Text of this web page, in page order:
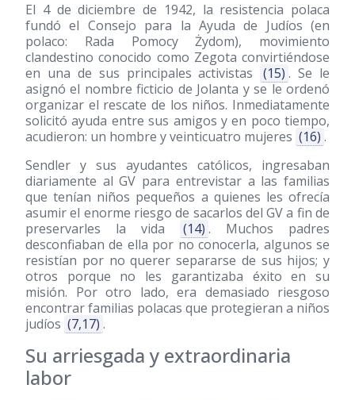
El 4 de diciembre de 1942, la resistencia polaca
fundó el Consejo para la Ayuda de Judíos (en
polaco: Rada Pomocy Żydom), movimiento
clandestino conocido como Zegota convirtiéndose
en una de sus principales activistas
(15) . Se le
asignó el nombre ficticio de Jolanta y se le ordenó
organizar el rescate de los niños. Inmediatamente
solicitó ayuda entre sus amigos y en poco tiempo,
acudieron: un hombre y veinticuatro mujeres (16) .
Sendler y sus ayudantes católicos, ingresaban
diariamente al GV para entrevistar a las familias
que tenían niños pequeños a quienes les ofrecía
asumir el enorme riesgo de sacarlos del GV a fin de
preservarles la vida
(14) . Muchos padres
desconfiaban de ella por no conocerla, algunos se
resistían por no querer separarse de sus hijos; y
otros porque no les garantizaba éxito en su
misión. Por otro lado, era demasiado riesgoso
encontrar familias polacas que protegieran a niños
judíos (7,17) .
Su arriesgada y extraordinaria
labor